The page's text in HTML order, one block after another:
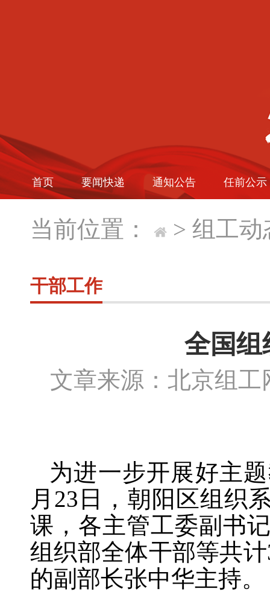
首页 要闻快递 通知公告 任前公示
当前位置： > 组工动
干部工作
全国组
文章来源：北京
为进一步开展好主
月23日，朝阳区组织
课，各主管工委副书
组织部全体干部等共
的副部长张中华主持。